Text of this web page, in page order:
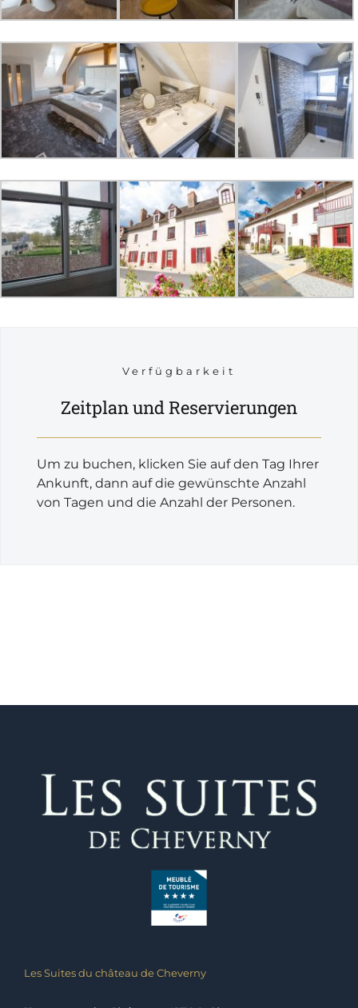
Verfügbarkeit
Zeitplan und Reservierungen
Um zu buchen, klicken Sie auf den Tag Ihrer
Ankunft, dann auf die gewünschte Anzahl
von Tagen und die Anzahl der Personen.
Les Suites du château de Cheverny